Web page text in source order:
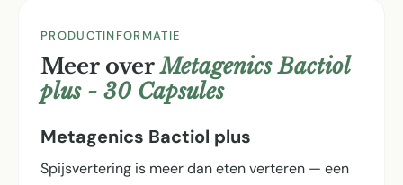
PRODUCTINFORMATIE
Meer overMetagenics Bactiol
plus - 30 Capsules
Metagenics Bactiol plus
Spijsvertering is meer dan eten verteren — een